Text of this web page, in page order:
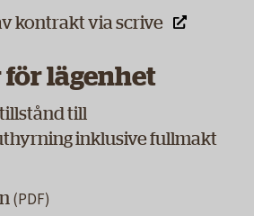
kontrakt via scrive
lägenhet
till
inklusive fullmakt